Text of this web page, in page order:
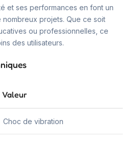
et ses performances en font un
projets. Que ce soit
ou professionnelles, ce
des utilisateurs.
Valeur
Choc de vibration